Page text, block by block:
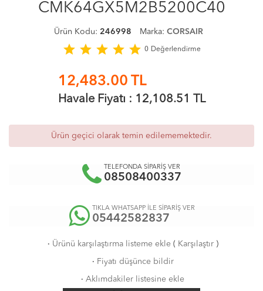
CMK64GX5M2B5200C40
Ürün Kodu: 246998 Marka: CORSAIR
star star star star star 0 Değerlendirme
12,483.00 TL
Havale Fiyatı : 12,108.51 TL
Ürün geçici olarak temin edilememektedir.
TELEFONDA SİPARİŞ VER
08508400337
TIKLA WHATSAPP İLE SİPARİŞ VER
05442582837
· Ürünü karşılaştırma listeme ekle( Karşılaştır)
· Fiyatı düşünce bildir
· Aklımdakiler listesine ekle